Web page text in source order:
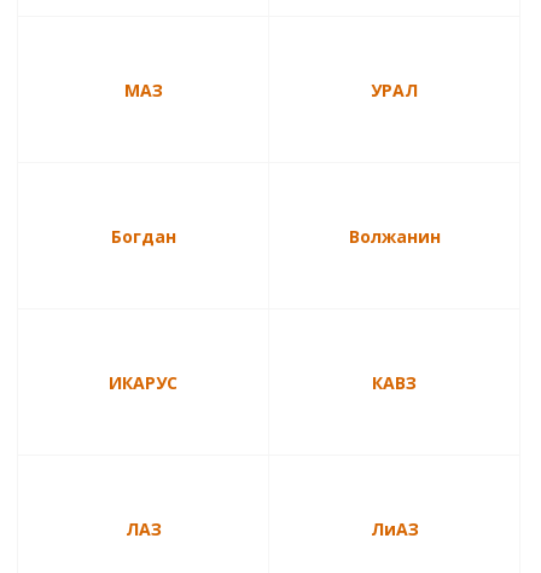
МАЗ УРАЛ
Богдан Волжанин
ИКАРУС КАВЗ
ЛАЗ ЛиАЗ